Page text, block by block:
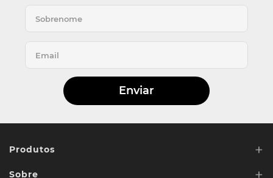
Enviar
Produtos +
Lentes de Reposição
Sobre